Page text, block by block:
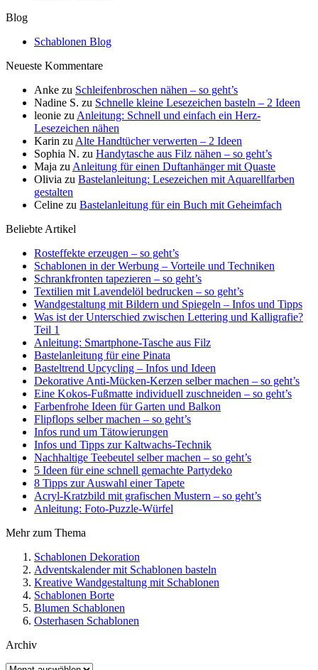
Blog
Schablonen Blog
Neueste Kommentare
Anke zu Schleifenbroschen nähen – so geht’s
Nadine S. zu Schnelle kleine Lesezeichen basteln – 2 Ideen
leonie zu Anleitung: Schnell und einfach ein Herz-
Lesezeichen nähen
Karin zu Alte Handtücher verwerten – 2 Ideen
Sophia N. zu Handytasche aus Filz nähen – so geht’s
Maja zu Anleitung für einen Duftanhänger mit Quaste
Olivia zu Bastelanleitung: Lesezeichen mit Aquarellfarben
gestalten
Celine zu Bastelanleitung für ein Buch mit Geheimfach
Beliebte Artikel
Rosteffekte erzeugen – so geht’s
Schablonen in der Werbung – Vorteile und Techniken
Schrankfronten tapezieren – so geht’s
Textilien mit Lavendelöl bedrucken – so geht’s
Wandgestaltung mit Bildern und Spiegeln – Infos und Tipps
Was ist der Unterschied zwischen Lettering und Kalligrafie?
Teil 1
Anleitung: Smartphone-Tasche aus Filz
Bastelanleitung für eine Pinata
Basteltrend Upcycling – Infos und Ideen
Dekorative Anti-Mücken-Kerzen selber machen – so geht’s
Eine Kokos-Fußmatte individuell zuschneiden – so geht’s
Farbenfrohe Ideen für Garten und Balkon
Flipflops selber machen – so geht’s
Infos rund um Tätowierungen
Infos und Tipps zur Kaltwachs-Technik
Nachhaltige Teebeutel selber machen – so geht’s
5 Ideen für eine schnell gemachte Partydeko
8 Tipps zur Auswahl einer Tapete
Acryl-Kratzbild mit grafischen Mustern – so geht’s
Anleitung: Foto-Puzzle-Würfel
Mehr zum Thema
Schablonen Dekoration
Adventskalender mit Schablonen basteln
Kreative Wandgestaltung mit Schablonen
Schablonen Borte
Blumen Schablonen
Osterhasen Schablonen
Archiv